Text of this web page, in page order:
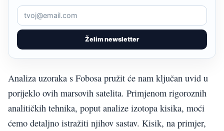
Želim newsletter
Analiza uzoraka s Fobosa pružit će nam ključan uvid u
porijeklo ovih marsovih satelita. Primjenom rigoroznih
analitičkih tehnika, poput analize izotopa kisika, moći
ćemo detaljno istražiti njihov sastav. Kisik, na primjer,